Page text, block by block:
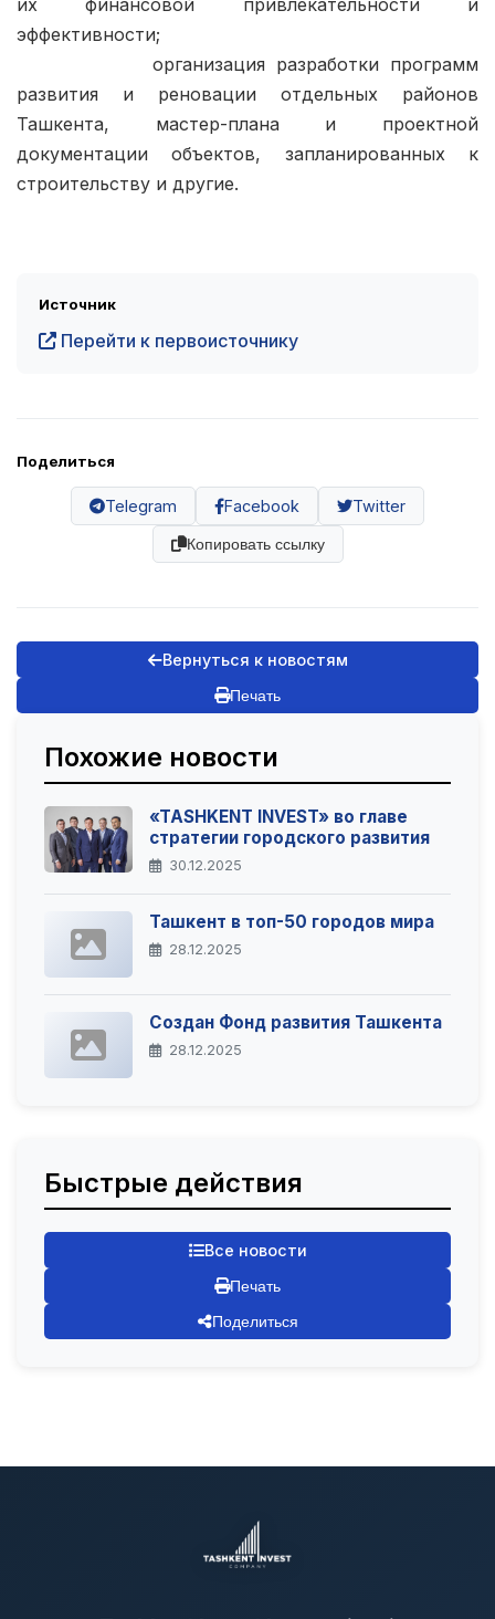
их финансовой привлекательности и
эффективности;
развития и реновации отдельных районов
Ташкента, мастер-плана и проектной
документации объектов, запланированных к
строительству и другие.
Источник
Перейти к первоисточнику
Поделиться
Telegram Facebook Twitter
Копировать ссылку
Вернуться к новостям
Печать
Похожие новости
«TASHKENT INVEST» во главе
стратегии городского развития
30.12.2025
Ташкент в топ-50 городов мира
28.12.2025
Создан Фонд развития Ташкента
28.12.2025
Быстрые действия
Все новости
Печать
Поделиться